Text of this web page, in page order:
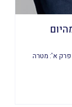
הצעת חוק קידום החקלאות, התשפ"ו–2026 פרק א': מטרה